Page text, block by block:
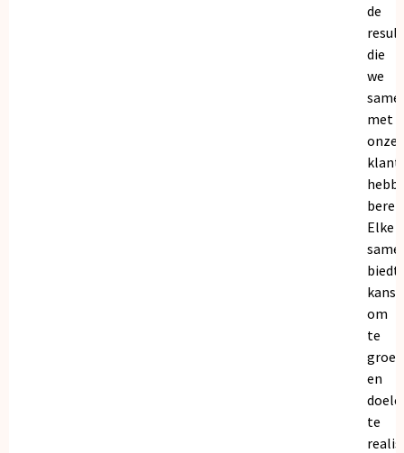
de
die
we
met
onze
Elke
biedt
om
te
en
te